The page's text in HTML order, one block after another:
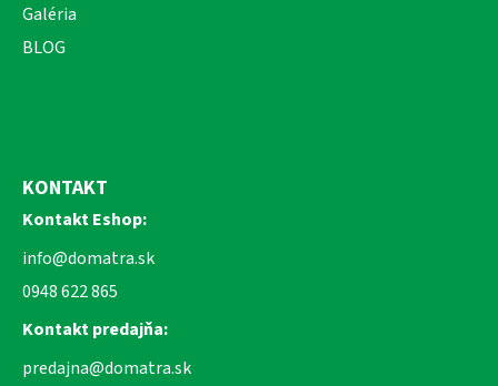
Galéria
BLOG
KONTAKT
Kontakt Eshop:
info@domatra.sk
0948 622 865
Kontakt predajňa:
predajna@domatra.sk